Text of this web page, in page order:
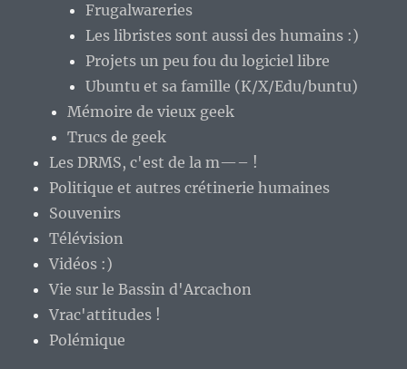
Frugalwareries
Les libristes sont aussi des humains :)
Projets un peu fou du logiciel libre
Ubuntu et sa famille (K/X/Edu/buntu)
Mémoire de vieux geek
Trucs de geek
Les DRMS, c'est de la m—– !
Politique et autres crétinerie humaines
Souvenirs
Télévision
Vidéos :)
Vie sur le Bassin d'Arcachon
Vrac'attitudes !
Polémique